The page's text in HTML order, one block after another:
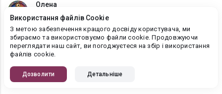
Олена
21.07.2026, 06:32:55
Ох як необережно вийшло. Як же то Григорій
припустився такої помилки, що такі документи
лежали в загальному доступні. Цікаво, Лідія вважає,
що у них був роман чи в курсі не тільки цього епізоду
і склала все докупи?
Використання файлів Cookie
З метою забезпечення кращого досвіду користувача, ми
збираємо та використовуємо файли cookie. Продовжуючи
переглядати наш сайт, ви погоджуєтеся на збір і використання
файлів cookie.
Дозволити Детальніше